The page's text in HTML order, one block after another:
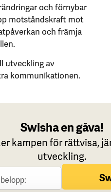
och förnybar
motståndskraft mot
och främja
utveckling av
kommunikationen.